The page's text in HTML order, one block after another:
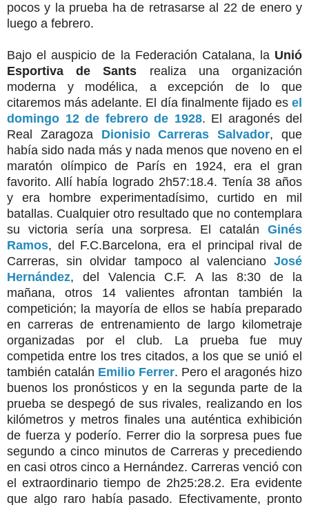
pocos y la prueba ha de retrasarse al 22 de enero y
luego a febrero.
Bajo el auspicio de la Federación Catalana, la Unió
Esportiva de Sants realiza una organización
moderna y modélica, a excepción de lo que
citaremos más adelante. El día finalmente fijado es el
domingo 12 de febrero de 1928. El aragonés del
Real Zaragoza Dionisio Carreras Salvador, que
había sido nada más y nada menos que noveno en el
maratón olímpico de París en 1924, era el gran
favorito. Allí había logrado 2h57:18.4. Tenía 38 años
y era hombre experimentadísimo, curtido en mil
batallas. Cualquier otro resultado que no contemplara
su victoria sería una sorpresa. El catalán Ginés
Ramos, del F.C.Barcelona, era el principal rival de
Carreras, sin olvidar tampoco al valenciano José
Hernández, del Valencia C.F. A las 8:30 de la
mañana, otros 14 valientes afrontan también la
competición; la mayoría de ellos se había preparado
en carreras de entrenamiento de largo kilometraje
organizadas por el club. La prueba fue muy
competida entre los tres citados, a los que se unió el
también catalán Emilio Ferrer. Pero el aragonés hizo
buenos los pronósticos y en la segunda parte de la
prueba se despegó de sus rivales, realizando en los
kilómetros y metros finales una auténtica exhibición
de fuerza y poderío. Ferrer dio la sorpresa pues fue
segundo a cinco minutos de Carreras y precediendo
en casi otros cinco a Hernández. Carreras venció con
el extraordinario tiempo de 2h25:28.2. Era evidente
que algo raro había pasado. Efectivamente, pronto